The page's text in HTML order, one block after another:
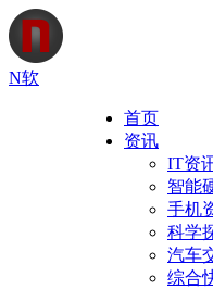
N软
首页
资讯
IT资
智能
手机
科学
汽车
综合